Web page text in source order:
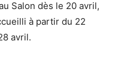
Salon dès le 20 avril,
à partir du 22
avril.